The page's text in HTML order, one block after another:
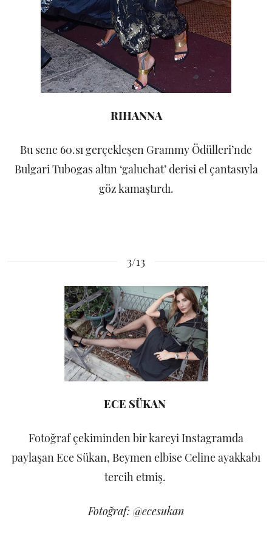
RIHANNA
Bu sene 60.sı gerçekleşen Grammy Ödülleri’nde
Bulgari Tubogas altın ‘galuchat’ derisi el çantasıyla
göz kamaştırdı.
3/13
ECE SÜKAN
Fotoğraf çekiminden bir kareyi Instagramda
paylaşan Ece Sükan, Beymen elbise Celine ayakkabı
tercih etmiş.
Fotoğraf: @ecesukan